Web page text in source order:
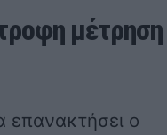
μέτρηση
επανακτήσει ο